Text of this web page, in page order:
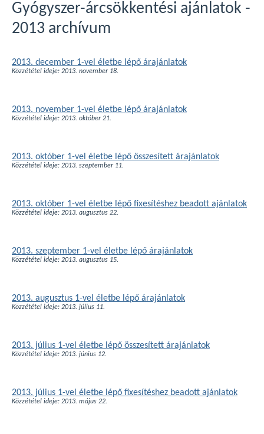
Gyógyszer-árcsökkentési ajánlatok -
2013 archívum
2013. december 1-vel életbe lépő árajánlatok
Közzététel ideje: 2013. november 18.
2013. november 1-vel életbe lépő árajánlatok
Közzététel ideje: 2013. október 21.
2013. október 1-vel életbe lépő összesített árajánlatok
Közzététel ideje: 2013. szeptember 11.
2013. október 1-vel életbe lépő fixesítéshez beadott ajánlatok
Közzététel ideje: 2013. augusztus 22.
2013. szeptember 1-vel életbe lépő árajánlatok
Közzététel ideje: 2013. augusztus 15.
2013. augusztus 1-vel életbe lépő árajánlatok
Közzététel ideje: 2013. július 11.
2013. július 1-vel életbe lépő összesített árajánlatok
Közzététel ideje: 2013. június 12.
2013. július 1-vel életbe lépő fixesítéshez beadott ajánlatok
Közzététel ideje: 2013. május 22.